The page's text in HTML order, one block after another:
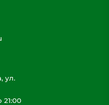
ул.
21:00